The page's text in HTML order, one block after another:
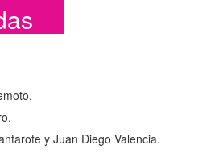
y Juan Diego Valencia.